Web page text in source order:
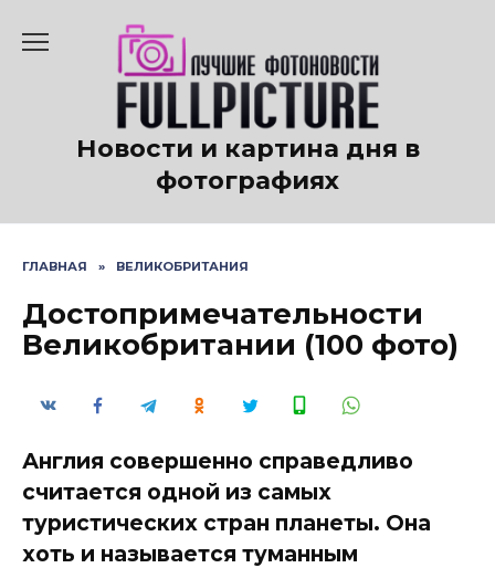
содержанию
Новости и картина дня в
фотографиях
ГЛАВНАЯ » ВЕЛИКОБРИТАНИЯ
Достопримечательности
Великобритании (100 фото)
Англия совершенно справедливо
считается одной из самых
туристических стран планеты. Она
хоть и называется туманным